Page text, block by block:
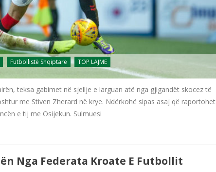
Futbollistë Shqiptarë TOP LAJME
teksa gabimet në sjellje e larguan atë nga gjigandët skocez të
me Stiven Zherard në krye. Ndërkohë sipas asaj që raportohet
e tij me Osijekun. Sulmuesi
Nga Federata Kroate E Futbollit